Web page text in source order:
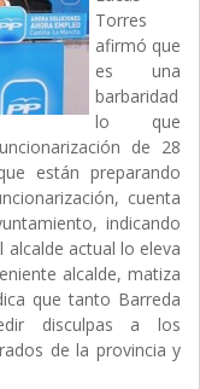
Torres
afirmó que
es una
barbaridad
lo que
de 28
están preparando
cuenta
indicando
actual lo eleva
alcalde, matiza
que tanto Barreda
disculpas a los
de la provincia y